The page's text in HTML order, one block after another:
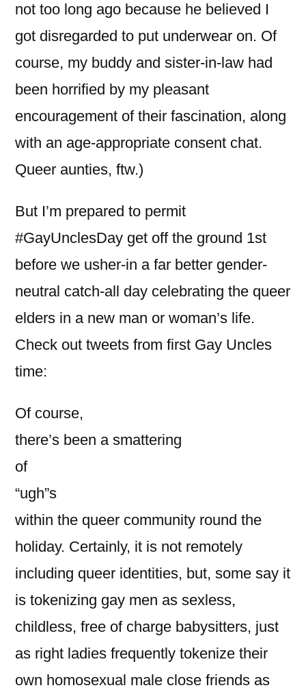
not too long ago because he believed I
got disregarded to put underwear on. Of
course, my buddy and sister-in-law had
been horrified by my pleasant
encouragement of their fascination, along
with an age-appropriate consent chat.
Queer aunties, ftw.)
But I’m prepared to permit
#GayUnclesDay get off the ground 1st
before we usher-in a far better gender-
neutral catch-all day celebrating the queer
elders in a new man or woman’s life.
Check out tweets from first Gay Uncles
time:
Of course,
there’s been a smattering
of
“ugh”s
within the queer community round the
holiday. Certainly, it is not remotely
including queer identities, but, some say it
is tokenizing gay men as sexless,
childless, free of charge babysitters, just
as right ladies frequently tokenize their
own homosexual male close friends as